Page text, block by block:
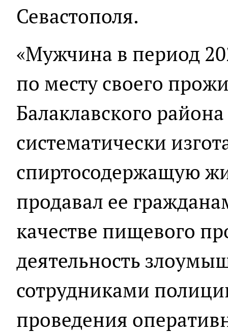
Севастополя.
«Мужчина в период
по месту своего
Балаклавского
систематически
спиртосодержащую
продавал ее
качестве пищевого
деятельность
сотрудниками
проведения